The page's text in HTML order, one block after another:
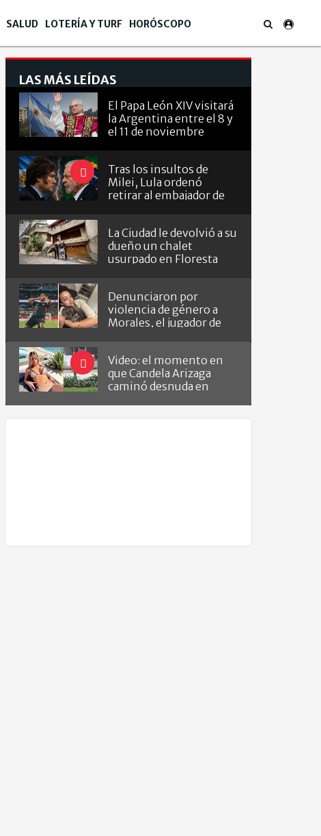
SALUD LOTERÍA Y TURF HORÓSCOPO
LAS MÁS LEÍDAS
El Papa León XIV visitará
la Argentina entre el 8 y
el 11 de noviembre
Tras los insultos de
Milei, Lula ordenó
retirar al embajador de
La Ciudad le devolvió a su
dueño un chalet
usurpado en Floresta
Denunciaron por
violencia de género a
Morales, el jugador de
Video: el momento en
que Candela Arizaga
caminó desnuda en